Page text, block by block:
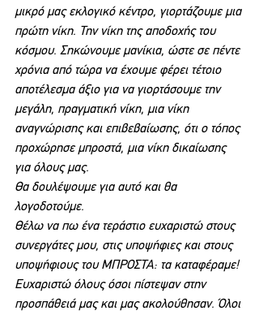
μικρό μας εκλογικό κέντρο, γιορτάζουμε μια
πρώτη νίκη. Την νίκη της αποδοχής του
κόσμου. Σηκώνουμε μανίκια, ώστε σε πέντε
χρόνια από τώρα να έχουμε φέρει τέτοιο
αποτέλεσμα άξιο για να γιορτάσουμε την
μεγάλη, πραγματική νίκη, μια νίκη
αναγνώρισης και επιβεβαίωσης, ότι ο τόπος
προχώρησε μπροστά, μια νίκη δικαίωσης
για όλους μας.
Θα δουλέψουμε για αυτό και θα
λογοδοτούμε.
Θέλω να πω ένα τεράστιο ευχαριστώ στους
συνεργάτες μου, στις υποψήφιες και στους
υποψήφιους του ΜΠΡΟΣΤΑ: τα καταφέραμε!
Ευχαριστώ όλους όσοι πίστεψαν στην
προσπάθειά μας και μας ακολούθησαν. Όλοι